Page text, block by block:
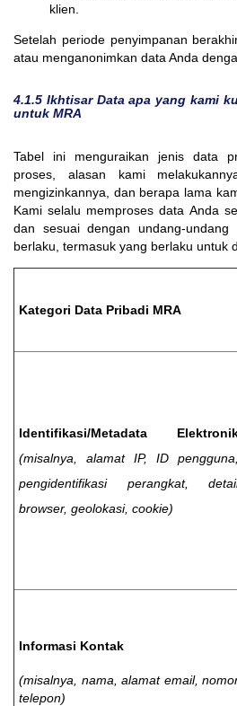
klien.
Setelah periode penyimpanan
atau menganonimkan data Anda
4.1.5 Ikhtisar Data apa yang kami
untuk MRA
Tabel ini menguraikan jenis data
proses, alasan kami
mengizinkannya, dan berapa lama
Kami selalu memproses data Anda
dan sesuai dengan undang-undang
berlaku, termasuk yang berlaku untuk
Kategori Data Pribadi MRA
Identifikasi/Metadata
(misalnya, alamat IP, ID pengguna,
pengidentifikasi perangkat,
browser, geolokasi, cookie)
Informasi Kontak
(misalnya, nama, alamat email,
telepon)